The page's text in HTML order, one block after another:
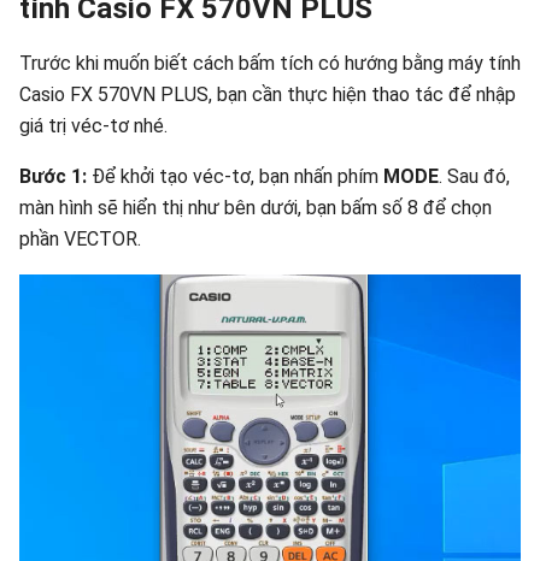
tính Casio FX 570VN PLUS
Trước khi muốn biết cách bấm tích có hướng bằng máy tính
Casio FX 570VN PLUS, bạn cần thực hiện thao tác để nhập
giá trị véc-tơ nhé.
Bước 1: Để khởi tạo véc-tơ, bạn nhấn phím MODE. Sau đó,
màn hình sẽ hiển thị như bên dưới, bạn bấm số 8 để chọn
phần VECTOR.